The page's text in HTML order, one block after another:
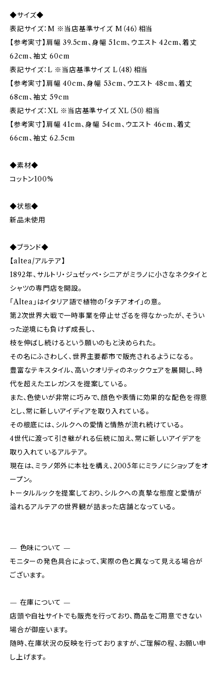
◆サイズ◆
表記サイズ：M ※当店基準サイズ M（46）相当
【参考実寸】肩幅 39.5cm、身幅 51cm、ウエスト 42cm、着丈
62cm、袖丈 60cm
表記サイズ：L ※当店基準サイズ L（48）相当
【参考実寸】肩幅 40cm、身幅 53cm、ウエスト 48cm、着丈
68cm、袖丈 59cm
表記サイズ：XL ※当店基準サイズ XL（50）相当
【参考実寸】肩幅 41cm、身幅 54cm、ウエスト 46cm、着丈
66cm、袖丈 62.5cm
◆素材◆
コットン100%
◆状態◆
新品未使用
◆ブランド◆
【altea/アルテア】
1892年、サルトリ・ジュゼッペ・シニアがミラノに小さなネクタイと
シャツの専門店を開設。
「Altea」はイタリア語で植物の「タチアオイ」の意。
第2次世界大戦で一時事業を停止せざるを得なかったが、そうい
った逆境にも負けず成長し、
枝を伸ばし続けるという願いのもと決められた。
その名にふさわしく、世界主要都市で販売されるようになる。
豊富なテキスタイル、高いクオリティのネックウェアを展開し、時
代を超えたエレガンスを提案している。
また、色使いが非常に巧みで、顔色や表情に効果的な配色を得意
とし、常に新しいアイディアを取り入れている。
その根底には、シルクへの愛情と情熱が流れ続けている。
4世代に渡って引き継がれる伝統に加え、常に新しいアイデアを
取り入れているアルテア。
現在は、ミラノ郊外に本社を構え、2005年にミラノにショップをオ
ープン。
トータルルックを提案しており、シルクへの真摯な態度と愛情が
溢れるアルテアの世界観が詰まった店舗となっている。
— 色味について —
モニターの発色具合によって、実際の色と異なって見える場合が
ございます。
— 在庫について —
店頭や自社サイトでも販売を行っており、商品をご用意できない
場合が御座います。
随時、在庫状況の反映を行っておりますが、ご理解の程、お願い申
し上げます。